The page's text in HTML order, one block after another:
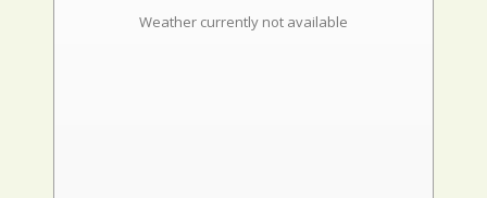
Weather currently not available